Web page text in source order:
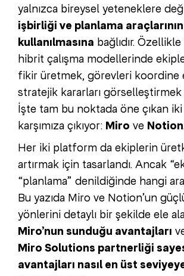
yalnızca bireysel yeteneklere
işbirliği ve planlama araçlarının
kullanılmasına bağlıdır.
hibrit çalışma modellerinde
fikir üretmek, görevleri koordine
stratejik kararları görselleştirmek
İşte tam bu noktada öne çıkan
karşımıza çıkıyor: Miro ve Notion
Her iki platform da ekiplerin
artırmak için tasarlandı. Ancak
“planlama” denildiğinde hangi
Bu yazıda Miro ve Notion’un
yönlerini detaylı bir şekilde ele
Miro’nun sunduğu avantajları
Miro Solutions partnerliği
avantajları nasıl en üst seviyeye